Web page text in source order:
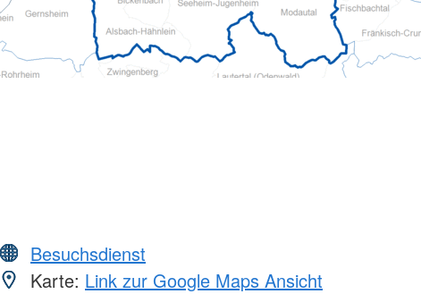
Besuchsdienst
Karte: Link zur Google Maps Ansicht